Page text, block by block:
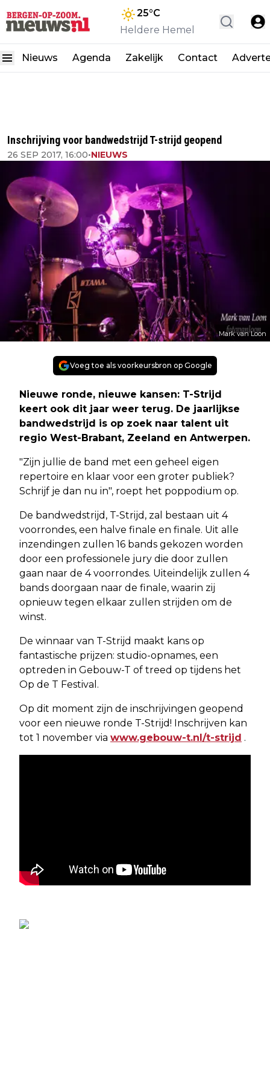
25°C
Heldere Hemel
Nieuws Agenda Zakelijk Contact
Inschrijving voor bandwedstrijd T-strijd geopend
26 SEP 2017, 16:00•NIEUWS
Mark van Loon
Voeg toe als voorkeursbron op Google
Nieuwe ronde, nieuwe kansen: T-Strijd
keert ook dit jaar weer terug. De jaarlijkse
bandwedstrijd is op zoek naar talent uit
regio West-Brabant, Zeeland en Antwerpen.
"Zijn jullie de band met een geheel eigen
repertoire en klaar voor een groter publiek?
Schrijf je dan nu in", roept het poppodium op.
De bandwedstrijd, T-Strijd, zal bestaan uit 4
voorrondes, een halve finale en finale. Uit alle
inzendingen zullen 16 bands gekozen worden
door een professionele jury die door zullen
gaan naar de 4 voorrondes. Uiteindelijk zullen 4
bands doorgaan naar de finale, waarin zij
opnieuw tegen elkaar zullen strijden om de
winst.
De winnaar van T-Strijd maakt kans op
fantastische prijzen: studio-opnames, een
optreden in Gebouw-T of treed op tijdens het
Op de T Festival.
Op dit moment zijn de inschrijvingen geopend
voor een nieuwe ronde T-Strijd! Inschrijven kan
tot 1 november via www.gebouw-t.nl/t-strijd .